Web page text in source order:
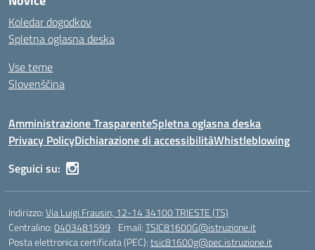
Koledar dogodkov
Spletna oglasna deska
Vse teme
Slovenščina
Amministrazione TrasparenteSpletna oglasna deska
Privacy PolicyDichiarazione di accessibilitàWhistleblowing
Seguici su:
Indirizzo:Via Luigi Frausin, 12-14 34100 TRIESTE (TS)
Centralino:0403481599 Email:TSIC81600G@istruzione.it
Posta elettronica certificata (PEC):tsic81600g@pec.istruzione.it